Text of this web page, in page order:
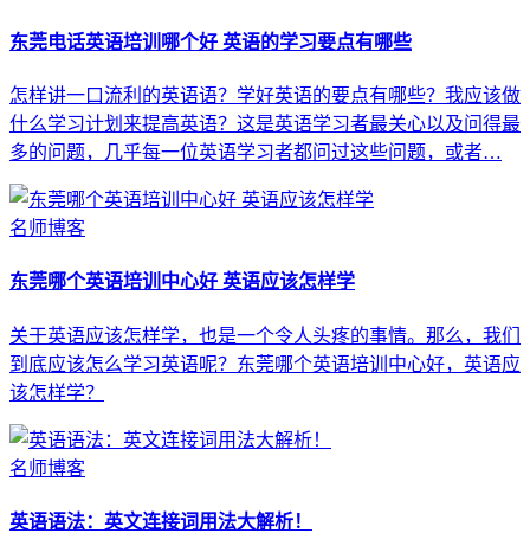
东莞电话英语培训哪个好 英语的学习要点有哪些
怎样讲一口流利的英语语？学好英语的要点有哪些？我应该做
什么学习计划来提高英语？这是英语学习者最关心以及问得最
多的问题，几乎每一位英语学习者都问过这些问题，或者…
名师博客
东莞哪个英语培训中心好 英语应该怎样学
关于英语应该怎样学，也是一个令人头疼的事情。那么，我们
到底应该怎么学习英语呢？东莞哪个英语培训中心好，英语应
该怎样学？
名师博客
英语语法：英文连接词用法大解析！